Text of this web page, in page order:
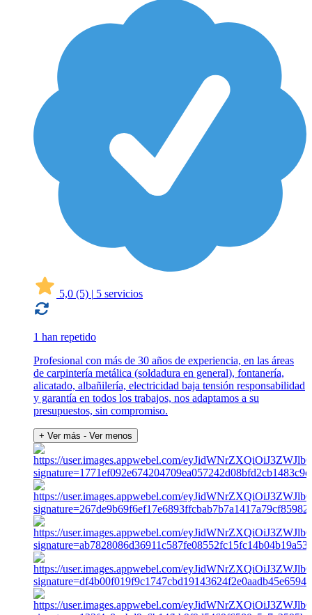
5,0 (5) | 5 servicios
1 han repetido
Profesional con más de 30 años de experiencia, en las áreas
de carpintería metálica (soldadura en general), fontanería,
alicatado, albañilería, electricidad baja tensión responsabilidad
y garantía en todos los trabajos, nos adaptamos a su
presupuestos, sin compromiso.
+ Ver más - Ver menos